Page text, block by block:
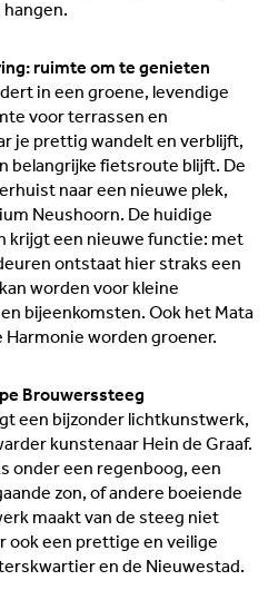
ruimte om te genieten
in een groene, levendige
voor terrassen en
je prettig wandelt en verblijft,
belangrijke fietsroute blijft. De
naar een nieuwe plek,
Neushoorn. De huidige
krijgt een nieuwe functie: met
ontstaat hier straks een
worden voor kleine
bijeenkomsten. Ook het Mata
Harmonie worden groener.
Brouwerssteeg
een bijzonder lichtkunstwerk,
kunstenaar Hein de Graaf.
onder een regenboog, een
zon, of andere boeiende
maakt van de steeg niet
ook een prettige en veilige
en de Nieuwestad.